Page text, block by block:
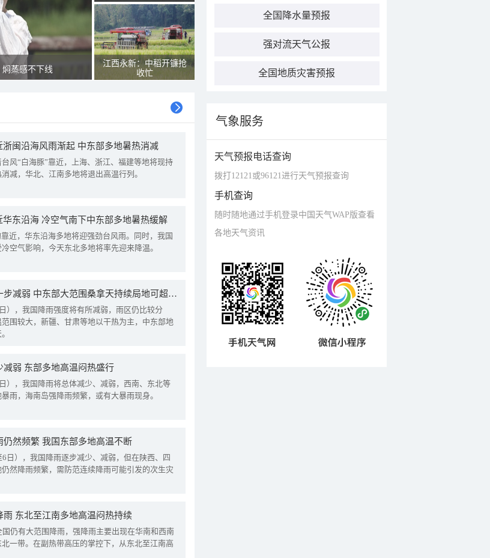
蒸感不下线
江西永新：中稻开镰抢
收忙
浙闽沿海风雨渐起 中东部多地暑热消减
风“白海豚”靠近，上海、浙江、福建等地将现持
减，华北、江南多地将退出高温行列。
华东沿海 冷空气南下中东部多地暑热缓解
近，华东沿海多地将迎强劲台风雨。同时，我国
空气影响，今天东北多地将率先迎来降温。
我国降雨强度进一步减弱 中东部大范围桑拿天持续局地可超38℃
），我国降雨强度将有所减弱，雨区仍比较分
围较大，新疆、甘肃等地以干热为主，中东部地
减弱 东部多地高温闷热盛行
），我国降雨将总体减少、减弱，西南、东北等
雨，海南岛强降雨频繁，或有大暴雨现身。
仍然频繁 我国东部多地高温不断
日），我国降雨逐步减少、减弱，但在陕西、四
然降雨频繁，需防范连续降雨可能引发的次生灾
雨 东北至江南多地高温闷热持续
仍有大范围降雨，强降雨主要出现在华南和西南
一带。在副热带高压的掌控下，从东北至江南高
全国降水量预报
强对流天气公报
全国地质灾害预报
气象服务
天气预报电话查询
拨打12121或96121进行天气预报查询
手机查询
随时随地通过手机登录中国天气WAP版查看
各地天气资讯